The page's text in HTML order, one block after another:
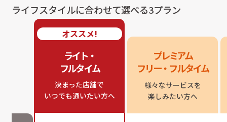
ライフスタイルに合わせて選べる3プラン
オススメ!
ライト・
フルタイム
決まった店舗で
いつでも通いたい方へ
プレミアム
フリー・フルタイム
様々なサービスを
楽しみたい方へ